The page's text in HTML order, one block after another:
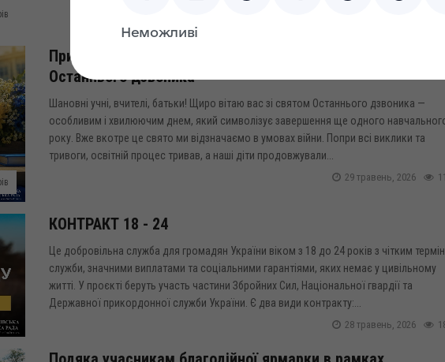
Привітання міського голови Івана Яцинина зі святом
Останнього дзвоника
Шановні учні, вчителі, батьки! Щиро вітаю вас зі святом Останнього дзвоника —
особливим і хвилюючим днем, який символізує завершення ще одного
року. Вже вкотре це свято ми відзначаємо в умовах війни. Попри всі виклики та
тривоги, освітній процес тривав, а наші діти продовжували...
29 травень, 2026
КОНТРАКТ 18 - 24
Це добровільна служба для громадян України віком з 18 до 24 років з чітким
служби, значними виплатами та соціальними гарантіями, яких немає у цивільному
житті. У проєкті беруть участь частини Збройних Сил, Національної гвардії та
Державної прикордонної служби України. Є два види контракту:...
28 травень, 2026